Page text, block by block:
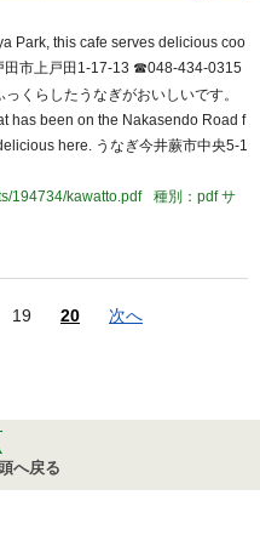
Park, this cafe serves delicious coo
田市上戸田1-17-13 ☎048-434-0315
っくらしたうなぎがおいしいです。
has been on the Nakasendo Road f
here. うなぎ今井蕨市中央5-1
194734/kawatto.pdf
種別：pdfサ
19 20 次へ
へ戻る